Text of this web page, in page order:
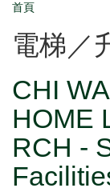
首頁
電梯／
CHI
HOME
RCH -